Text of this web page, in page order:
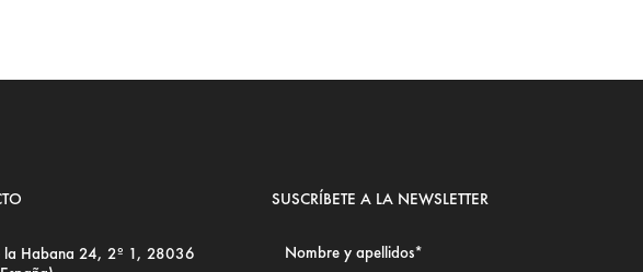
la Habana 24, 2º 1, 28036
SUSCRÍBETE A LA NEWSLETTER